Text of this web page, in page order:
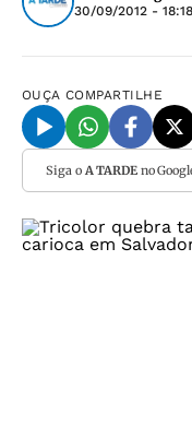
30/09/2012 -
OUÇA COMPARTILHE
Siga o A TARDEno